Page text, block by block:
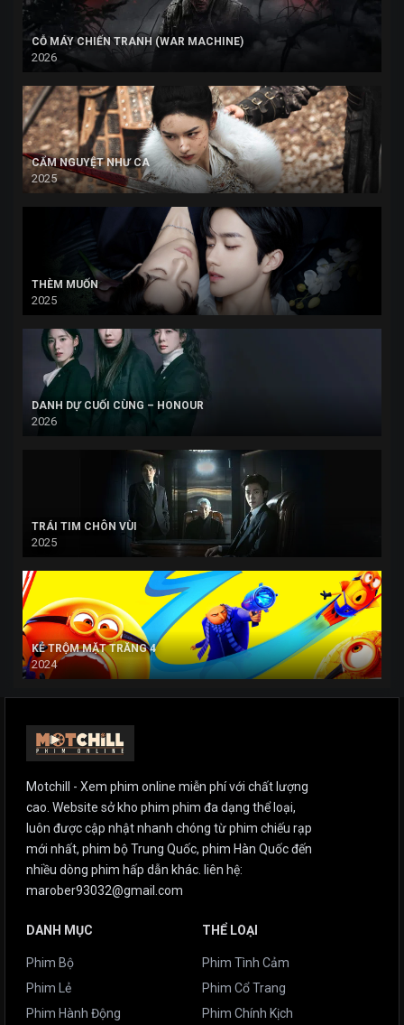
CỖ MÁY CHIẾN TRANH (WAR MACHINE)
2026
CẨM NGUYỆT NHƯ CA
2025
THÈM MUỐN
2025
DANH DỰ CUỐI CÙNG – HONOUR
2026
TRÁI TIM CHÔN VÙI
2025
KẺ TRỘM MẶT TRĂNG 4
2024
Motchill - Xem phim online miễn phí với chất lượng
cao. Website sở kho phim phim đa dạng thể loại,
luôn được cập nhật nhanh chóng từ phim chiếu rạp
mới nhất, phim bộ Trung Quốc, phim Hàn Quốc đến
nhiều dòng phim hấp dẫn khác. liên hệ:
marober93032@gmail.com
DANH MỤC
Phim Bộ
Phim Lẻ
Phim Hành Động
THỂ LOẠI
Phim Tình Cảm
Phim Cổ Trang
Phim Chính Kịch